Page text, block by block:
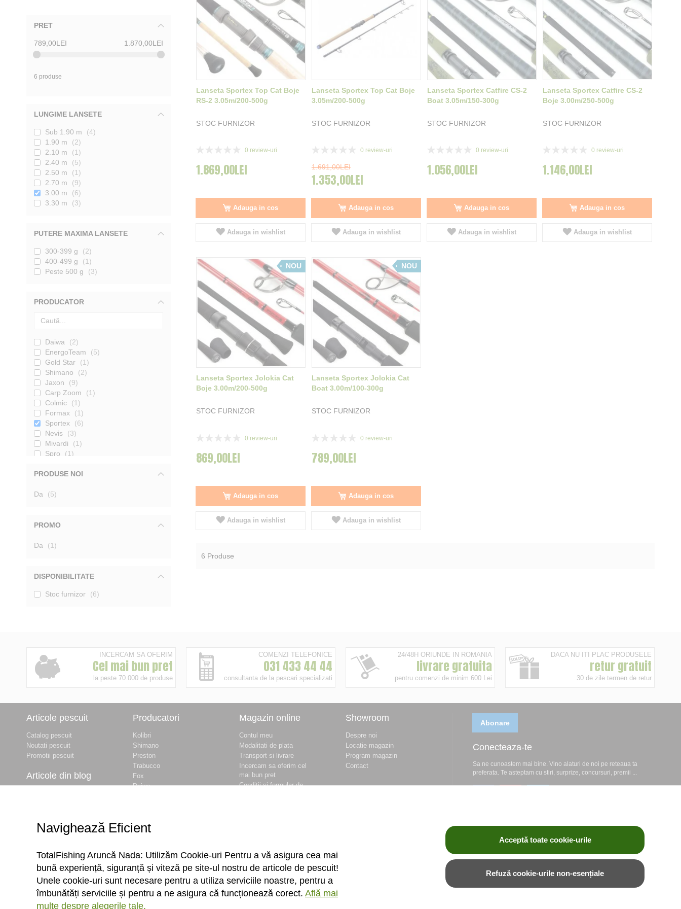
Lanseta Sportex Top Cat Boje
RS-2 3.05m/200-500g
STOC FURNIZOR
0 review-uri
1.869,00LEI
Adauga in cos
Adauga in wishlist
Lanseta Sportex Top Cat Boje
3.05m/200-500g
STOC FURNIZOR
0 review-uri
1.691,00LEI
1.353,00LEI
Adauga in cos
Adauga in wishlist
Lanseta Sportex Catfire CS-2
Boat 3.05m/150-300g
STOC FURNIZOR
0 review-uri
1.056,00LEI
Adauga in cos
Adauga in wishlist
Lanseta Sportex Catfire CS-2
Boje 3.00m/250-500g
STOC FURNIZOR
0 review-uri
1.146,00LEI
Adauga in cos
Adauga in wishlist
NOU
Lanseta Sportex Jolokia Cat
Boje 3.00m/200-500g
STOC FURNIZOR
0 review-uri
869,00LEI
Adauga in cos
Adauga in wishlist
NOU
Lanseta Sportex Jolokia Cat
Boat 3.00m/100-300g
STOC FURNIZOR
0 review-uri
789,00LEI
Adauga in cos
Adauga in wishlist
6 Produse
PRET
789,00LEI 1.870,00LEI
6 produse
LUNGIME LANSETE
Sub 1.90 m
4
1.90 m
2
2.10 m
1
2.40 m
5
2.50 m
1
2.70 m
9
3.00 m
6
3.30 m
3
PUTERE MAXIMA LANSETE
300-399 g
2
400-499 g
1
Peste 500 g
3
PRODUCATOR
Daiwa
2
EnergoTeam
5
Gold Star
1
Shimano
2
Jaxon
9
Carp Zoom
1
Colmic
1
Formax
1
Sportex
6
Nevis
3
Mivardi
1
Spro
1
ZFish
1
Baracuda
Filfishing
Afisati mai multe
PRODUSE NOI
Da 5produse
PROMO
Da 1produs
DISPONIBILITATE
Stoc furnizor 6
INCERCAM SA OFERIM
Cel mai bun pret
la peste 70.000 de produse
COMENZI TELEFONICE
031 433 44 44
consultanta de la pescari specializati
24/48H ORIUNDE IN ROMANIA
livrare gratuita
pentru comenzi de minim 600 Lei
DACA NU ITI PLAC PRODUSELE
retur gratuit
30 de zile termen de retur
Articole pescuit
Catalog pescuit
Noutati pescuit
Promotii pescuit
Articole din blog
- INFORMATII
COMPLETE
pescuit ANPA online –
Ghid Complet 2026
Nada si momeli
TotalFishing
Specii de pesti in apele
din Romania
Producatori
Kolibri
Shimano
Preston
Trabucco
Fox
Daiwa
Delphin
Magazin online
Contul meu
Modalitati de plata
Transport si livrare
Incercam sa oferim cel
mai bun pret
Conditii si formular de
confidentialitate si
protectia datelor
Unitati de masura
Showroom
Despre noi
Locatie magazin
Program magazin
Contact
Abonare
Conecteaza-te
Sa ne cunoastem mai bine. Vino alaturi de noi pe reteaua ta
preferata. Te asteptam cu stiri, surprize, concursuri, premii ...
Navighează Eficient
TotalFishing Aruncă Nada: Utilizăm Cookie-uri Pentru a vă asigura cea mai
bună experiență, siguranță și viteză pe site-ul nostru de articole de pescuit!
Unele cookie-uri sunt necesare pentru a utiliza serviciile noastre, pentru a
îmbunătăți serviciile și pentru a ne asigura că funcționează corect. Află mai
multe despre alegerile tale.
Acceptă toate cookie-urile
Refuză cookie-urile non-esențiale